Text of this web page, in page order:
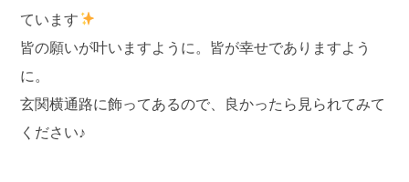
ています
皆の願いが叶いますように。皆が幸せでありますよう
に。
玄関横通路に飾ってあるので、良かったら見られてみて
ください♪